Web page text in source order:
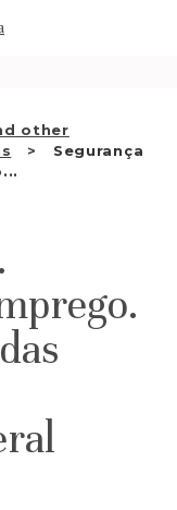
other
Segurança